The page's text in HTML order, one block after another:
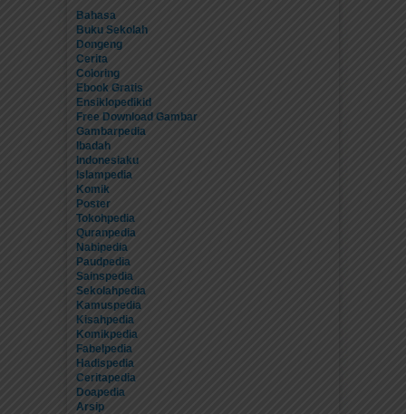
Bahasa
Buku Sekolah
Dongeng
Cerita
Coloring
Ebook Gratis
Ensiklopedikid
Free Download Gambar
Gambarpedia
Ibadah
Indonesiaku
Islampedia
Komik
Poster
Tokohpedia
Quranpedia
Nabipedia
Paudpedia
Sainspedia
Sekolahpedia
Kamuspedia
Kisahpedia
Komikpedia
Fabelpedia
Hadispedia
Ceritapedia
Doapedia
Arsip